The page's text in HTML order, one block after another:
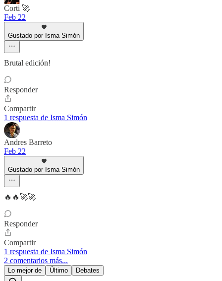
Corti 🚀
Feb 22
Gustado por Isma Simón
Brutal edición!
Responder
Compartir
1 respuesta de Isma Simón
Andres Barreto
Feb 22
Gustado por Isma Simón
🔥🔥🚀🚀
Responder
Compartir
1 respuesta de Isma Simón
2 comentarios más...
Lo mejor de Último Debates